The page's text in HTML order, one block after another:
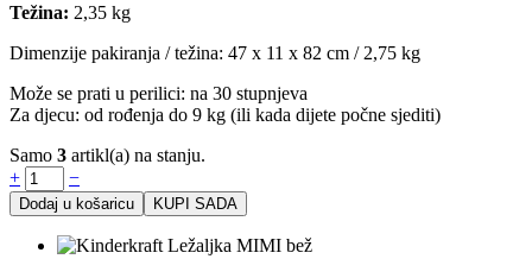
Težina: 2,35 kg
Dimenzije pakiranja / težina: 47 x 11 x 82 cm / 2,75 kg
Može se prati u perilici: na 30 stupnjeva
Za djecu: od rođenja do 9 kg (ili kada dijete počne sjediti)
Samo 3 artikl(a) na stanju.
+
−
Dodaj u košaricu KUPI SADA